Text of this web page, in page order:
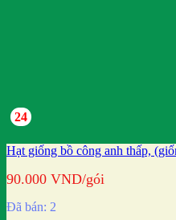
24
Hạt giống bồ công anh thấp,
90.000 VND/gói
Đã bán: 2